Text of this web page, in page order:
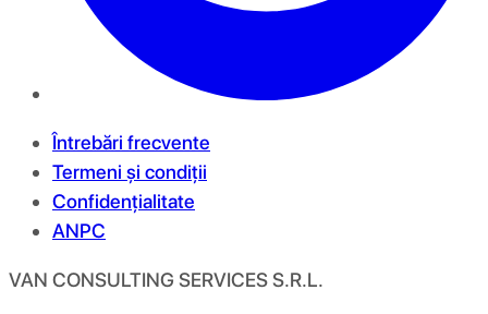
Întrebări frecvente
Termeni și condiții
Confidențialitate
ANPC
VAN CONSULTING SERVICES S.R.L.